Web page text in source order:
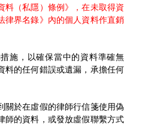
料（私隱）條例》，在未取得資
律界名錄》內的個人資料作直銷
施，以確保當中的資料準確無
料的任何錯誤或遺漏，承擔任何
關於在虛假的律師行信箋使用偽
師的資料，或發放虛假聯繫方式